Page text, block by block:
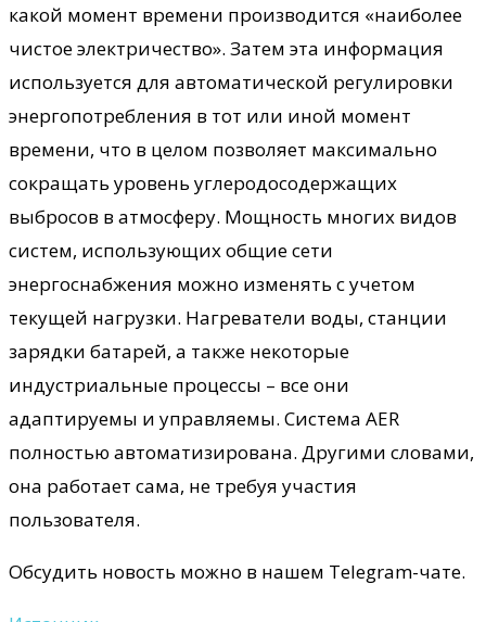
какой момент времени производится «наиболее
чистое электричество». Затем эта информация
используется для автоматической регулировки
энергопотребления в тот или иной момент
времени, что в целом позволяет максимально
сокращать уровень углеродосодержащих
выбросов в атмосферу. Мощность многих видов
систем, использующих общие сети
энергоснабжения можно изменять с учетом
текущей нагрузки. Нагреватели воды, станции
зарядки батарей, а также некоторые
индустриальные процессы – все они
адаптируемы и управляемы. Система AER
полностью автоматизирована. Другими словами,
она работает сама, не требуя участия
пользователя.
Обсудить новость можно в нашем Telegram-чате.